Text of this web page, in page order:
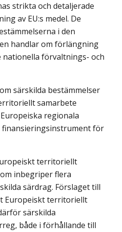
strikta och detaljerade
av EU:s medel. De
i den
handlar om förlängning
nationella förvaltnings- och
särskilda bestämmelser
samarbete
regionala
finansieringsinstrument för
territoriellt
inbegriper flera
särdrag. Förslaget till
Europeiskt territoriellt
särskilda
både i förhållande till